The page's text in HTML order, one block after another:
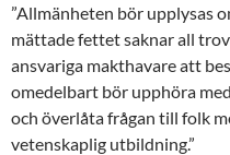
”Allmänheten bör upplysas
mättade fettet saknar all
ansvariga makthavare att
omedelbart bör upphöra
och överlåta frågan till folk
vetenskaplig utbildning.”